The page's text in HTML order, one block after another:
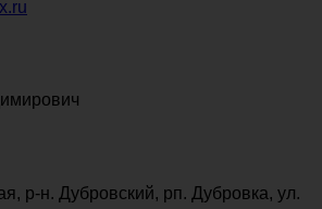
р-н. Дубровский, рп. Дубровка, ул.